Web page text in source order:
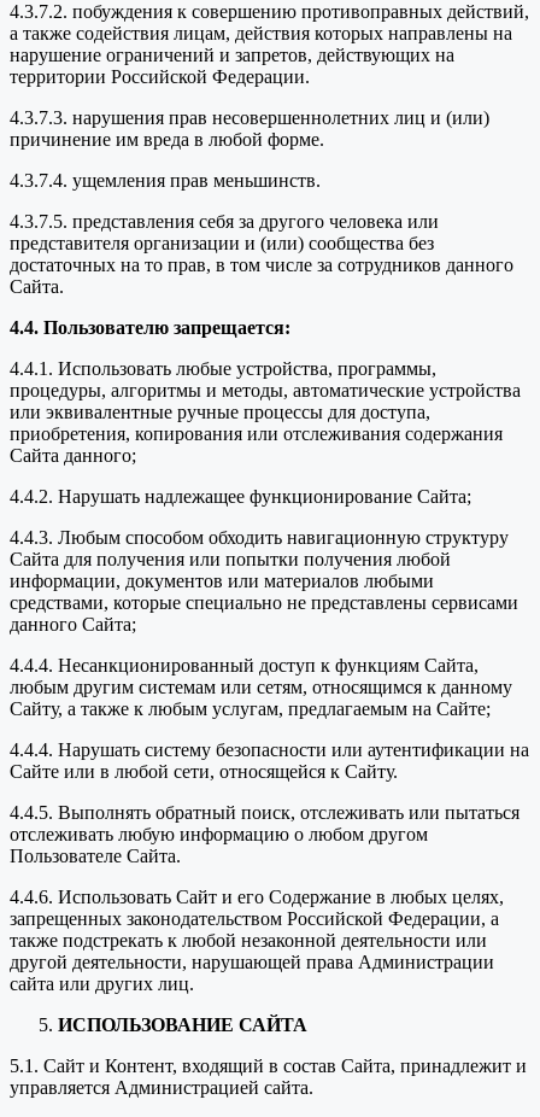
4.3.7.2. побуждения к совершению противоправных действий,
а также содействия лицам, действия которых направлены на
нарушение ограничений и запретов, действующих на
территории Российской Федерации.
4.3.7.3. нарушения прав несовершеннолетних лиц и (или)
причинение им вреда в любой форме.
4.3.7.4. ущемления прав меньшинств.
4.3.7.5. представления себя за другого человека или
представителя организации и (или) сообщества без
достаточных на то прав, в том числе за сотрудников данного
Сайта.
4.4. Пользователю запрещается:
4.4.1. Использовать любые устройства, программы,
процедуры, алгоритмы и методы, автоматические устройства
или эквивалентные ручные процессы для доступа,
приобретения, копирования или отслеживания содержания
Сайта данного;
4.4.2. Нарушать надлежащее функционирование Сайта;
4.4.3. Любым способом обходить навигационную структуру
Сайта для получения или попытки получения любой
информации, документов или материалов любыми
средствами, которые специально не представлены сервисами
данного Сайта;
4.4.4. Несанкционированный доступ к функциям Сайта,
любым другим системам или сетям, относящимся к данному
Сайту, а также к любым услугам, предлагаемым на Сайте;
4.4.4. Нарушать систему безопасности или аутентификации на
Сайте или в любой сети, относящейся к Сайту.
4.4.5. Выполнять обратный поиск, отслеживать или пытаться
отслеживать любую информацию о любом другом
Пользователе Сайта.
4.4.6. Использовать Сайт и его Содержание в любых целях,
запрещенных законодательством Российской Федерации, а
также подстрекать к любой незаконной деятельности или
другой деятельности, нарушающей права Администрации
сайта или других лиц.
ИСПОЛЬЗОВАНИЕ САЙТА
5.1. Сайт и Контент, входящий в состав Сайта, принадлежит и
управляется Администрацией сайта.